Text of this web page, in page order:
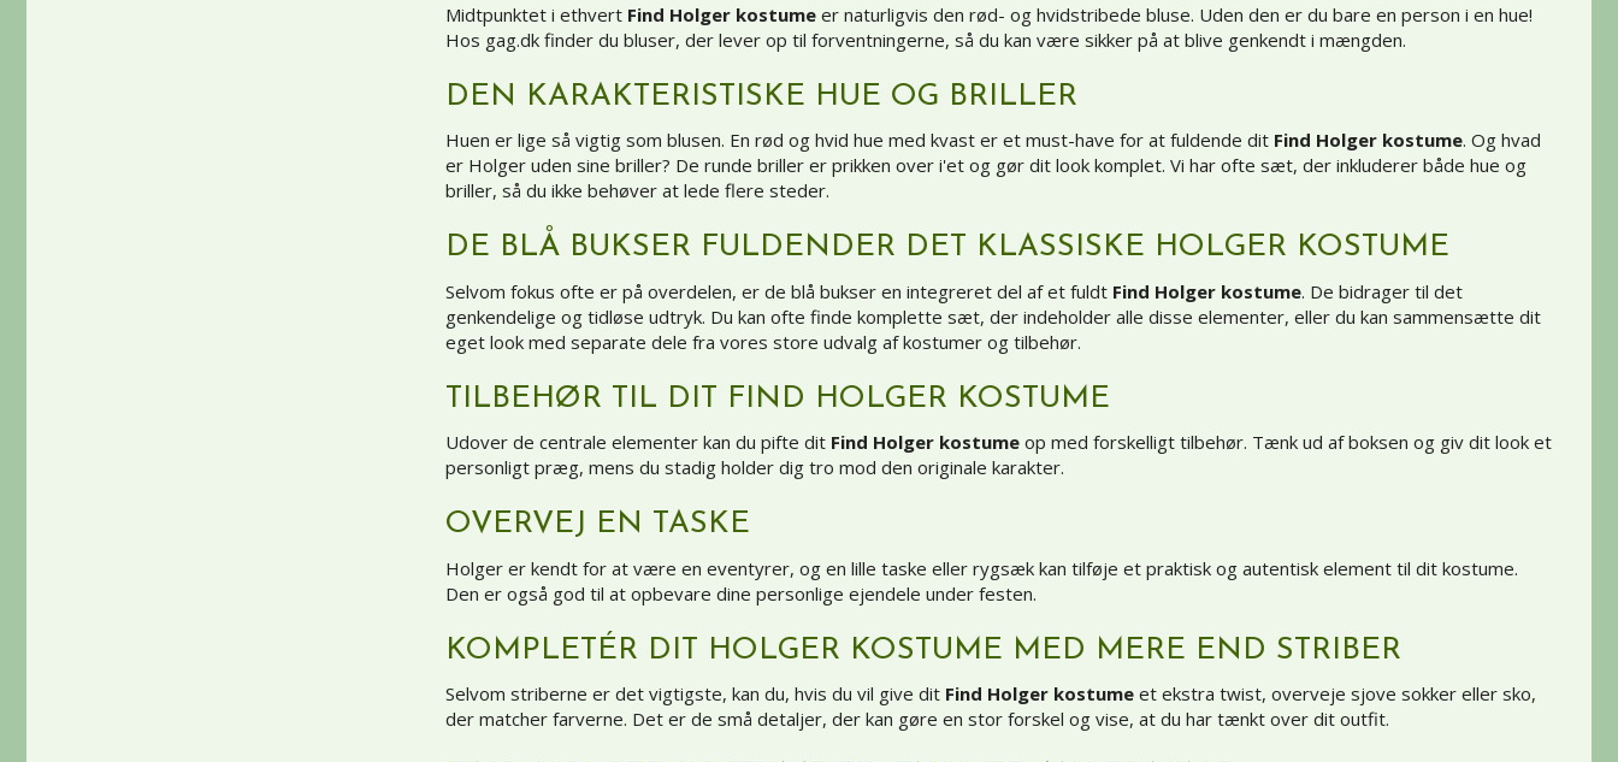
Midtpunktet i ethvert Find Holger kostumeer naturligvis den rød- og hvidstribede bluse. Uden den er du bare en person i en hue!
Hos gag.dk finder du bluser, der lever op til forventningerne, så du kan være sikker på at blive genkendt i mængden.
DEN KARAKTERISTISKE HUE OG BRILLER
Huen er lige så vigtig som blusen. En rød og hvid hue med kvast er et must-have for at fuldende dit Find Holger kostume. Og hvad
er Holger uden sine briller? De runde briller er prikken over i'et og gør dit look komplet. Vi har ofte sæt, der inkluderer både hue og
briller, så du ikke behøver at lede flere steder.
DE BLÅ BUKSER FULDENDER DET KLASSISKE HOLGER KOSTUME
Selvom fokus ofte er på overdelen, er de blå bukser en integreret del af et fuldt Find Holger kostume. De bidrager til det
genkendelige og tidløse udtryk. Du kan ofte finde komplette sæt, der indeholder alle disse elementer, eller du kan sammensætte dit
eget look med separate dele fra vores store udvalg af kostumer og tilbehør.
TILBEHØR TIL DIT FIND HOLGER KOSTUME
Udover de centrale elementer kan du pifte dit Find Holger kostumeop med forskelligt tilbehør. Tænk ud af boksen og giv dit look et
personligt præg, mens du stadig holder dig tro mod den originale karakter.
OVERVEJ EN TASKE
Holger er kendt for at være en eventyrer, og en lille taske eller rygsæk kan tilføje et praktisk og autentisk element til dit kostume.
Den er også god til at opbevare dine personlige ejendele under festen.
KOMPLETÉR DIT HOLGER KOSTUME MED MERE END STRIBER
Selvom striberne er det vigtigste, kan du, hvis du vil give dit Find Holger kostumeet ekstra twist, overveje sjove sokker eller sko,
der matcher farverne. Det er de små detaljer, der kan gøre en stor forskel og vise, at du har tænkt over dit outfit.